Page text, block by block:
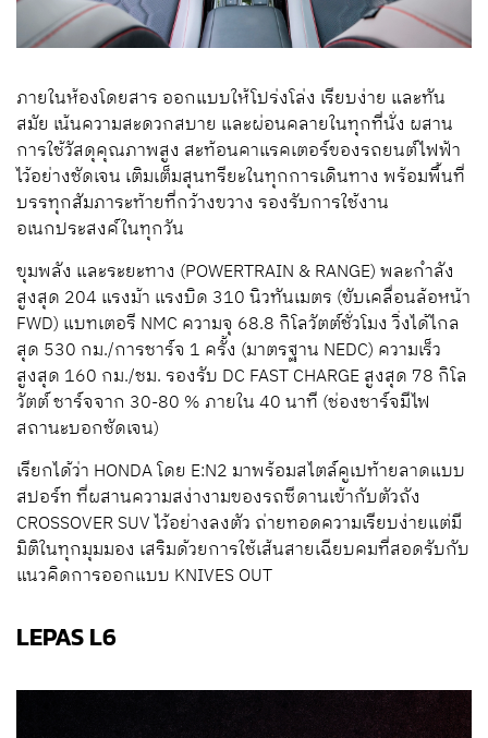
ภายในห้องโดยสาร ออกแบบให้โปร่งโล่ง เรียบง่าย และทัน
สมัย เน้นความสะดวกสบาย และผ่อนคลายในทุกที่นั่ง ผสาน
การใช้วัสดุคุณภาพสูง สะท้อนคาแรคเตอร์ของรถยนต์ไฟฟ้า
ไว้อย่างชัดเจน เติมเต็มสุนทรียะในทุกการเดินทาง พร้อมพื้นที่
บรรทุกสัมภาระท้ายที่กว้างขวาง รองรับการใช้งาน
อเนกประสงค์ในทุกวัน
ขุมพลัง และระยะทาง (POWERTRAIN & RANGE) พละกำลัง
สูงสุด 204 แรงม้า แรงบิด 310 นิวทันเมตร (ขับเคลื่อนล้อหน้า
FWD) แบทเตอรี NMC ความจุ 68.8 กิโลวัตต์ชั่วโมง วิ่งได้ไกล
สุด 530 กม./การชาร์จ 1 ครั้ง (มาตรฐาน NEDC) ความเร็ว
สูงสุด 160 กม./ชม. รองรับ DC FAST CHARGE สูงสุด 78 กิโล
วัตต์ ชาร์จจาก 30-80 % ภายใน 40 นาที (ช่องชาร์จมีไฟ
สถานะบอกชัดเจน)
เรียกได้ว่า HONDA โดย E:N2 มาพร้อมสไตล์คูเปท้ายลาดแบบ
สปอร์ท ที่ผสานความสง่างามของรถซีดานเข้ากับตัวถัง
CROSSOVER SUV ไว้อย่างลงตัว ถ่ายทอดความเรียบง่ายแต่มี
มิติในทุกมุมมอง เสริมด้วยการใช้เส้นสายเฉียบคมที่สอดรับกับ
แนวคิดการออกแบบ KNIVES OUT
LEPAS L6